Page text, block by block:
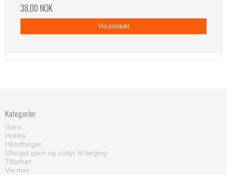
38,00 NOK
Vis produkt
Kategorier
Garn
Hobby
Håndfarget
Ufarget garn og utstyr til farging
Tilbehør
Vis mer